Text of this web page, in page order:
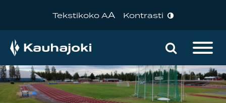
Tekstikoko AA Kontrasti
Päävalikko Hae